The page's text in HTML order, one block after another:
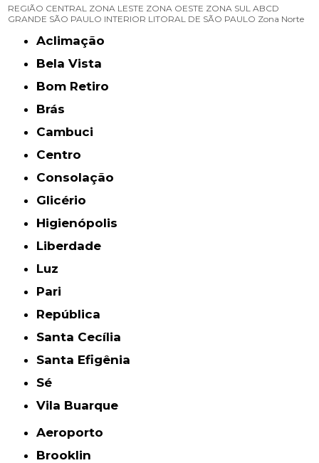
REGIÃO CENTRAL ZONA LESTE ZONA OESTE ZONA SUL ABCD
GRANDE SÃO PAULO INTERIOR LITORAL DE SÃO PAULO Zona Norte
Aclimação
Bela Vista
Bom Retiro
Brás
Cambuci
Centro
Consolação
Glicério
Higienópolis
Liberdade
Luz
Pari
República
Santa Cecília
Santa Efigênia
Sé
Vila Buarque
Aeroporto
Brooklin